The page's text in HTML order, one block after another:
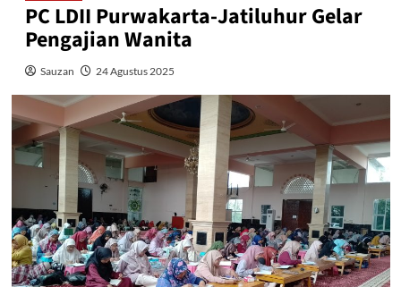
PC LDII Purwakarta-Jatiluhur Gelar
Pengajian Wanita
Sauzan 24 Agustus 2025